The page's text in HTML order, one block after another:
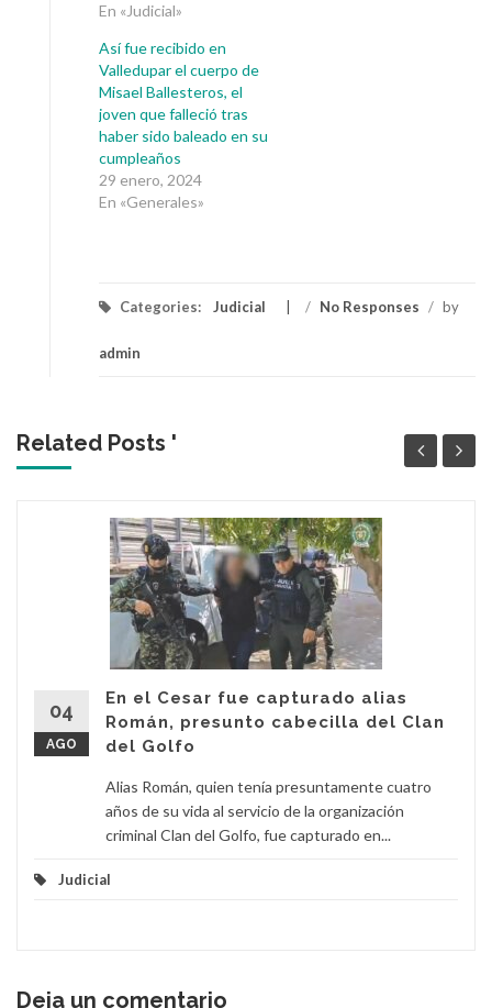
En «Judicial»
Así fue recibido en
Valledupar el cuerpo de
Misael Ballesteros, el
joven que falleció tras
haber sido baleado en su
cumpleaños
29 enero, 2024
En «Generales»
Categories: Judicial / No Responses / by
admin
Related Posts '
04
AGO
En el Cesar fue capturado alias
Román, presunto cabecilla del Clan
del Golfo
Alias Román, quien tenía presuntamente cuatro
años de su vida al servicio de la organización
criminal Clan del Golfo, fue capturado en...
Judicial
Deja un comentario